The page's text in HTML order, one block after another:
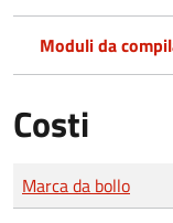
Moduli da
Costi
Tipo di pagamento
Importo
Marca da bollo